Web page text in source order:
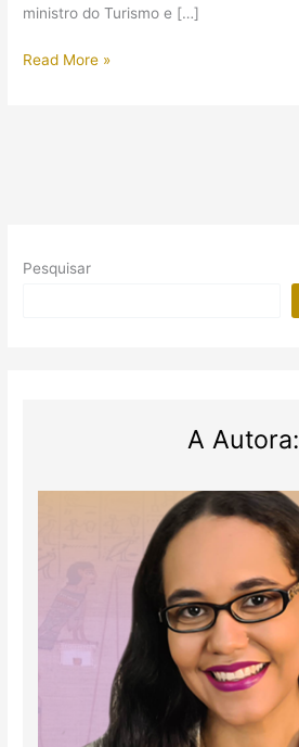
ministro do Turismo e […]
Apesar
Egípcio
Read More »
Pesquisar
A Autora: